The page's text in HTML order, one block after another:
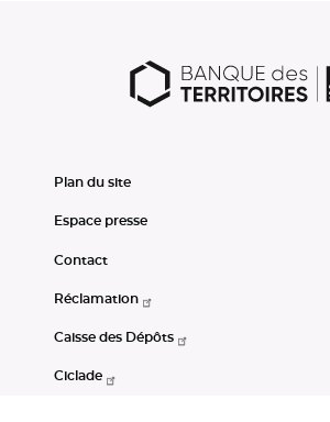
Plan du site
Espace presse
Contact
Réclamation
Caisse des Dépôts
Ciclade